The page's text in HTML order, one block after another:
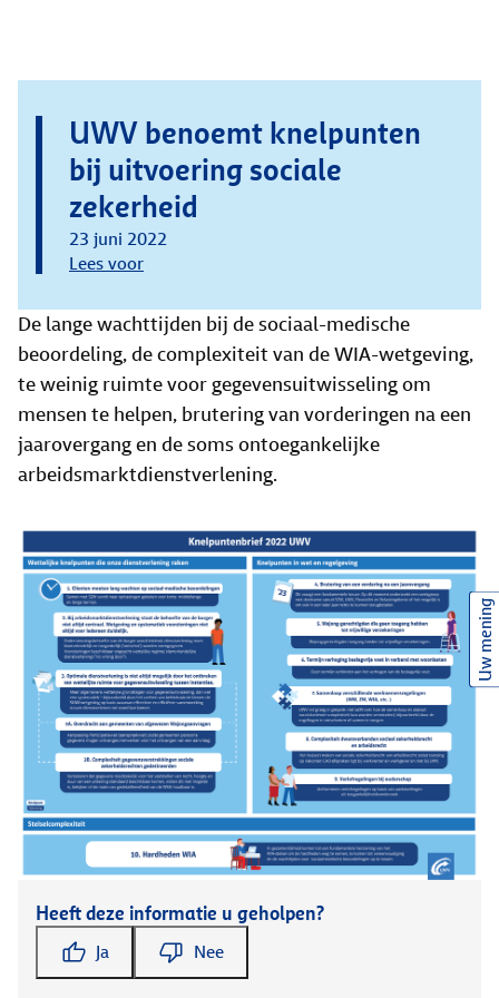
UWV benoemt knelpunten
bij uitvoering sociale
zekerheid
23 juni 2022
Lees voor
De lange wachttijden bij de sociaal-medische
beoordeling, de complexiteit van de WIA-wetgeving,
te weinig ruimte voor gegevensuitwisseling om
mensen te helpen, brutering van vorderingen na een
jaarovergang en de soms ontoegankelijke
arbeidsmarktdienstverlening.
Heeft deze informatie u geholpen?
Ja Nee
Uw mening